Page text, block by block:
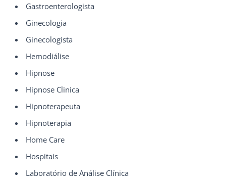
Gastroenterologista
Ginecologia
Ginecologista
Hemodiálise
Hipnose
Hipnose Clinica
Hipnoterapeuta
Hipnoterapia
Home Care
Hospitais
Laboratório de Análise Clínica